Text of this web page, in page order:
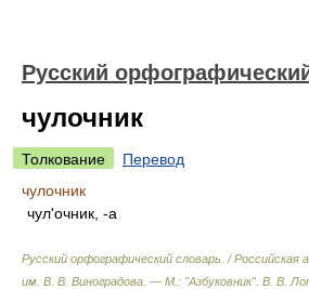
Русский
чулочник
Толкование
Перевод
чулочник
чул'очник, -а
Русский орфографический словарь. / Российская
им. В. В. Виноградова. — М.: "Азбуковник". В. В.